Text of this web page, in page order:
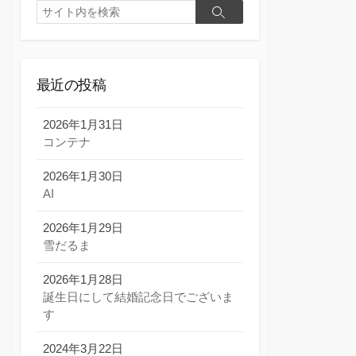
検
索
検
最近の投稿
2026年1月31日
コンテナ
2026年1月30日
AI
2026年1月29日
雪だるま
2026年1月28日
誕生日にして結婚記念日でございま
す
2024年3月22日